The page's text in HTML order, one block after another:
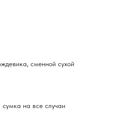
сменной сухой
на все случаи